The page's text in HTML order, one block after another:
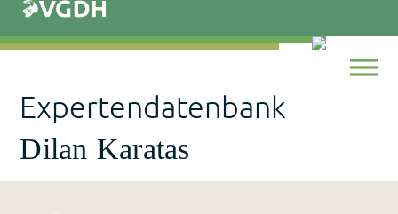
Skip
content
Expertendatenbank
Dilan Karatas